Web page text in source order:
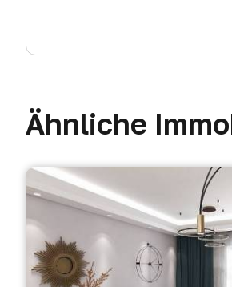
Ähnliche